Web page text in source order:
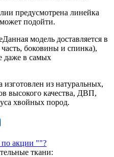
предусмотрена линейка
подойти.
Данная модель доставляется в
боковины и спинка),
даже в самых
изготовлен из натуральных,
высокого качества, ДВП,
хвойных пород.
по акции ""?
ткани: